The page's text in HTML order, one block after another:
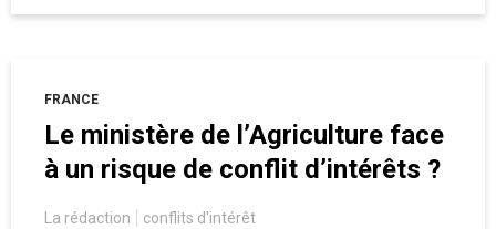
FRANCE
Le ministère de l’Agriculture face
à un risque de conflit d’intérêts ?
La rédaction conflits d'intérêt